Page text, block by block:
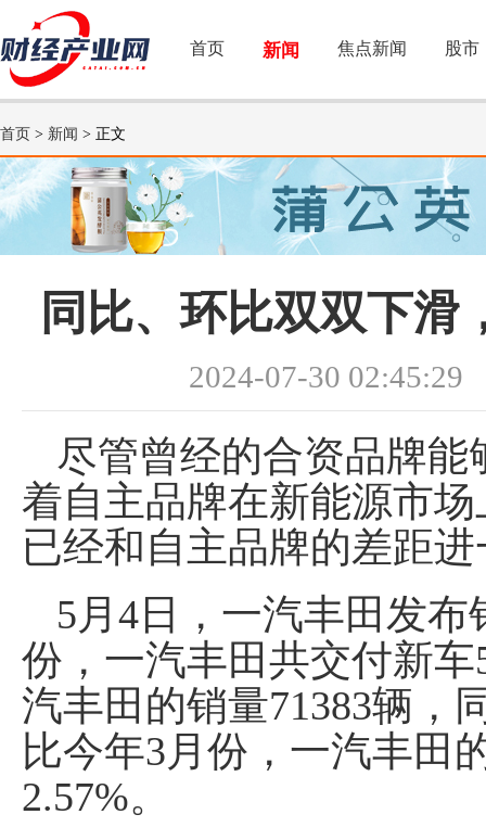
首页 新闻 焦点新闻 股市
首页 > 新闻 > 正文
同比、环比双双下滑
2024-07-30 02:45:29
尽管曾经的合资品牌
着自主品牌在新能源市
已经和自主品牌的差距
5月4日，一汽丰田发
份，一汽丰田共交付新车
汽丰田的销量71383辆，
比今年3月份，一汽丰田
2.57%。